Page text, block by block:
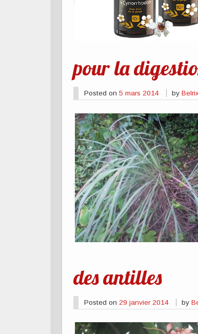
pour la
Posted on 5 mars 2014 by
des antilles
Posted on 29 janvier 2014 by